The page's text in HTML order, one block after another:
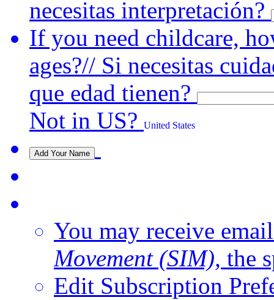
necesitas interpretación?
If you need childcare,
ages?// Si necesitas
que edad tienen?
Not in US? United States
You may receive
Movement (SIM), the
Edit Subscription